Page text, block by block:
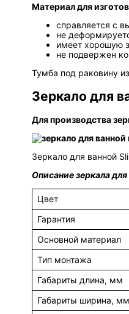
Материал для
справляется с
не
имеет хорошую
не подвержен
Тумба под раковину
Зеркало для
Для производства
Зеркало для ванной
Описание зеркала
Цвет
Гарантия
Основной материал
Тип монтажа
Габариты длина, мм
Габариты ширина, мм